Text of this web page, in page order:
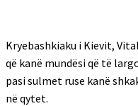
Kryebashkiaku i Kievit,
që kanë mundësi që të
pasi sulmet ruse kanë
në qytet.